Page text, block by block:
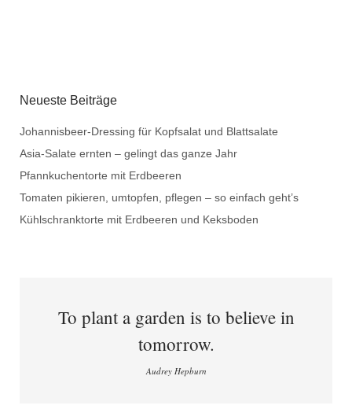
Neueste Beiträge
Johannisbeer-Dressing für Kopfsalat und Blattsalate
Asia-Salate ernten – gelingt das ganze Jahr
Pfannkuchentorte mit Erdbeeren
Tomaten pikieren, umtopfen, pflegen – so einfach geht’s
Kühlschranktorte mit Erdbeeren und Keksboden
To plant a garden is to believe in
tomorrow.
Audrey Hepburn